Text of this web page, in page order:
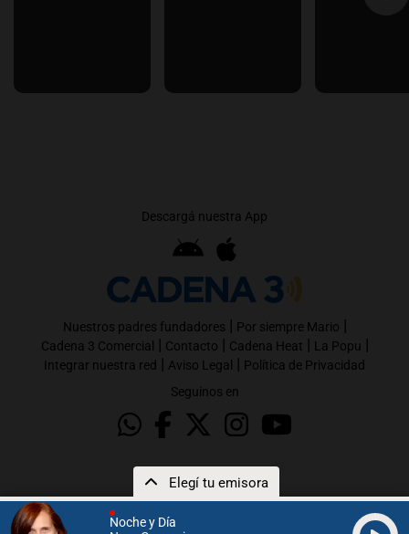
Noche y Día
Elegí tu emisora
Descargá nuestra App
Nuestros padres fundadores | Por siempre Mario |
Cadena 3 Comercial | Contacto | Cadena Heat | La Popu |
Integrar nuestra red | Aviso Legal | Política de Privacidad
Seguinos en